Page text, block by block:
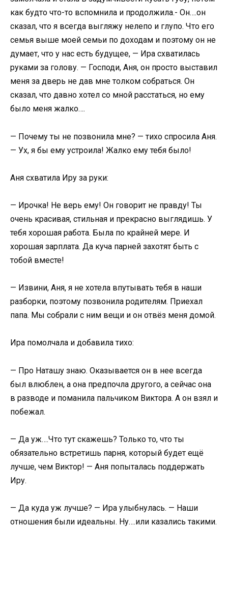
как будто что-то вспомнила и продолжила.- Он….он
сказал, что я всегда выгляжу нелепо и глупо. Что его
семья выше моей семьи по доходам и поэтому он не
думает, что у нас есть будущее, — Ира схватилась
руками за голову. — Господи, Аня, он просто выставил
меня за дверь не дав мне толком собраться. Он
сказал, что давно хотел со мной расстаться, но ему
было меня жалко….
— Почему ты не позвонила мне? — тихо спросила Аня.
— Ух, я бы ему устроила! Жалко ему тебя было!
Аня схватила Иру за руки:
— Ирочка! Не верь ему! Он говорит не правду! Ты
очень красивая, стильная и прекрасно выглядишь. У
тебя хорошая работа. Была по крайней мере. И
хорошая зарплата. Да куча парней захотят быть с
тобой вместе!
— Извини, Аня, я не хотела впутывать тебя в наши
разборки, поэтому позвонила родителям. Приехал
папа. Мы собрали с ним вещи и он отвёз меня домой.
Ира помолчала и добавила тихо:
— Про Наташу знаю. Оказывается он в нее всегда
был влюблен, а она предпочла другого, а сейчас она
в разводе и поманила пальчиком Виктора. А он взял и
побежал.
— Да уж….Что тут скажешь? Только то, что ты
обязательно встретишь парня, который будет ещё
лучше, чем Виктор! — Аня попыталась поддержать
Иру.
— Да куда уж лучше? — Ира улыбнулась. — Наши
отношения были идеальны. Ну….или казались такими.